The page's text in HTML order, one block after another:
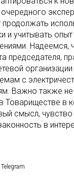
и учитывать опыт
Надеемся,
председателя,
с
Важно также не
Товариществе в
смысл, чувство
в